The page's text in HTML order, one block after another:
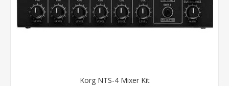
Korg NTS-4 Mixer Kit